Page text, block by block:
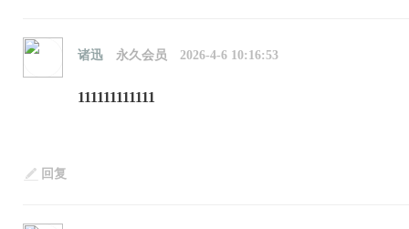
诸迅 永久会员 2026-4-6 10:16:53
111111111111
回复